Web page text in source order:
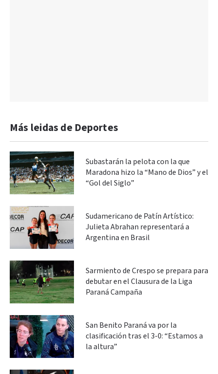
Más leidas de Deportes
Subastarán la pelota con la que
Maradona hizo la “Mano de Dios” y el
“Gol del Siglo”
Sudamericano de Patín Artístico:
Julieta Abrahan representará a
Argentina en Brasil
Sarmiento de Crespo se prepara para
debutar en el Clausura de la Liga
Paraná Campaña
San Benito Paraná va por la
clasificación tras el 3-0: “Estamos a
la altura”